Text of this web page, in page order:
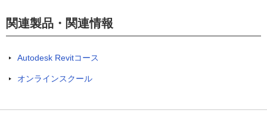
関連製品・関連情報
Autodesk Revitコース
オンラインスクール